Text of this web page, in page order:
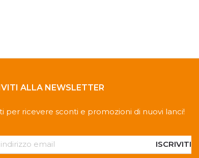
ALLA NEWSLETTER
per ricevere sconti e promozioni di nuovi lanci!
ISCRIVITI